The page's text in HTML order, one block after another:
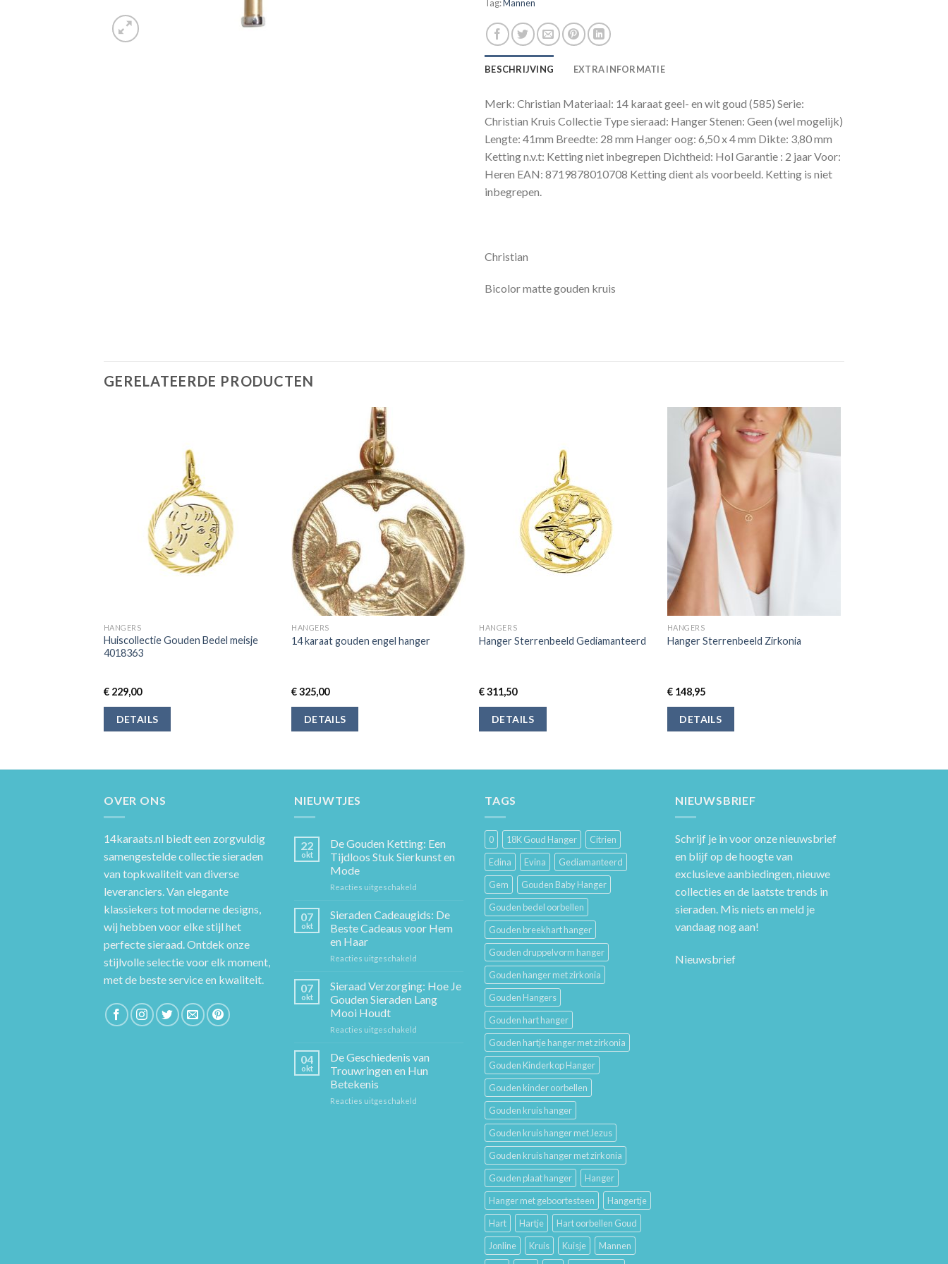
Tag:Mannen
BESCHRIJVING EXTRA INFORMATIE
Merk: Christian Materiaal: 14 karaat geel- en wit goud (585) Serie:
Christian Kruis Collectie Type sieraad: Hanger Stenen: Geen (wel mogelijk)
Lengte: 41mm Breedte: 28 mm Hanger oog: 6,50 x 4 mm Dikte: 3,80 mm
Ketting n.v.t: Ketting niet inbegrepen Dichtheid: Hol Garantie : 2 jaar Voor:
Heren EAN: 8719878010708 Ketting dient als voorbeeld. Ketting is niet
inbegrepen.
Christian
Bicolor matte gouden kruis
GERELATEERDE PRODUCTEN
HANGERS
Huiscollectie Gouden Bedel meisje
4018363
€229,00
DETAILS
HANGERS
14 karaat gouden engel hanger
€325,00
DETAILS
HANGERS
Hanger Sterrenbeeld Gediamanteerd
€311,50
DETAILS
HANGERS
Hanger Sterrenbeeld Zirkonia
€148,95
DETAILS
OVER ONS
14karaats.nl biedt een zorgvuldig
samengestelde collectie sieraden
van topkwaliteit van diverse
leveranciers. Van elegante
klassiekers tot moderne designs,
wij hebben voor elke stijl het
perfecte sieraad. Ontdek onze
stijlvolle selectie voor elk moment,
met de beste service en kwaliteit.
NIEUWTJES
22
okt
De Gouden Ketting: Een
Tijdloos Stuk Sierkunst en
Mode
Reacties uitgeschakeld
Gouden
Een
Mode
07
okt
Sieraden Cadeaugids: De
Beste Cadeaus voor Hem
en Haar
Reacties uitgeschakeld
Cadeaugids:
De
Beste
07
okt
Sieraad Verzorging: Hoe Je
Gouden Sieraden Lang
Mooi Houdt
Reacties uitgeschakeld
Je
04
okt
De Geschiedenis van
Trouwringen en Hun
Betekenis
Reacties uitgeschakeld
TAGS
0 18K Goud Hanger
Citrien
Edina
Evina
Gediamanteerd
Gem
Gouden Baby Hanger
Gouden bedel oorbellen
Gouden breekhart hanger
Gouden druppelvorm hanger
Gouden hanger met zirkonia
Gouden Hangers
Gouden hart hanger
Gouden hartje hanger met zirkonia
Gouden Kinderkop Hanger
Gouden kinder oorbellen
Gouden kruis hanger
Gouden kruis hanger met Jezus
Gouden kruis hanger met zirkonia
Gouden plaat hanger
Hanger
Hanger met geboortesteen
Hangertje
Hart
Hartje
Hart oorbellen Goud
Jonline
Kruis Kuisje
Mannen
NIEUWSBRIEF
Schrijf je in voor onze nieuwsbrief
en blijf op de hoogte van
exclusieve aanbiedingen, nieuwe
collecties en de laatste trends in
sieraden. Mis niets en meld je
vandaag nog aan!
Nieuwsbrief